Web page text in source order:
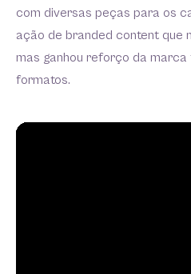
com diversas peças para os
ação de branded content que
mas ganhou reforço da
formatos.